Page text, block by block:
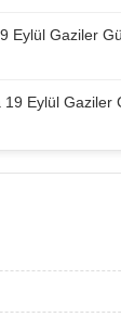
Eylül Gaziler
19 Eylül Gaziler